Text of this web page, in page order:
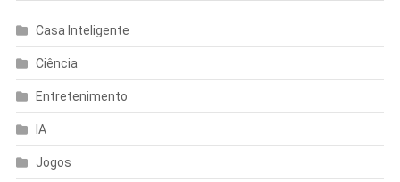
Casa Inteligente
Ciência
Entretenimento
IA
Jogos